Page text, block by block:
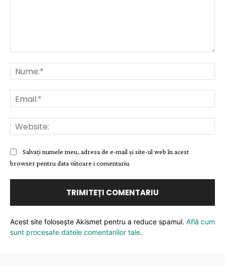
Salvați numele meu, adresa de e-mail și site-ul web în acest
browser pentru data viitoare i comentariu.
Acest site folosește Akismet pentru a reduce spamul. Află cum
sunt procesate datele comentariilor tale.